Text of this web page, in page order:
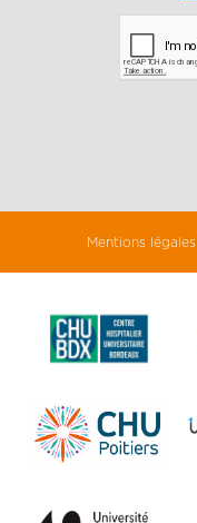
Mentions légales